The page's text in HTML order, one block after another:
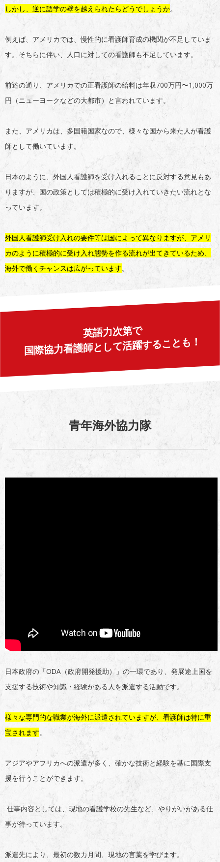
しかし、逆に語学の壁を越えられたらどうでしょうか。
例えば、アメリカでは、慢性的に看護師育成の機関が不足していま
す。そちらに伴い、人口に対しての看護師も不足しています。
前述の通り、アメリカでの正看護師の給料は年収700万円〜1,000万
円（ニューヨークなどの大都市）と言われています。
また、アメリカは、多国籍国家なので、様々な国から来た人が看護
師として働いています。
日本のように、外国人看護師を受け入れることに反対する意見もあ
りますが、国の政策としては積極的に受け入れていきたい流れとな
っています。
外国人看護師受け入れの要件等は国によって異なりますが、アメリ
カのように積極的に受け入れ態勢を作る流れが出てきているため、
海外で働くチャンスは広がっています。
英語力次第で
国際協力看護師として活躍することも！
青年海外協力隊
日本政府の「ODA（政府開発援助）」の一環であり、発展途上国を
支援する技術や知識・経験がある人を派遣する活動です。
様々な専門的な職業が海外に派遣されていますが、看護師は特に重
宝されます。
アジアやアフリカへの派遣が多く、確かな技術と経験を基に国際支
援を行うことができます。
仕事内容としては、現地の看護学校の先生など、やりがいがある仕
事が待っています。
派遣先により、最初の数カ月間、現地の言葉を学びます。